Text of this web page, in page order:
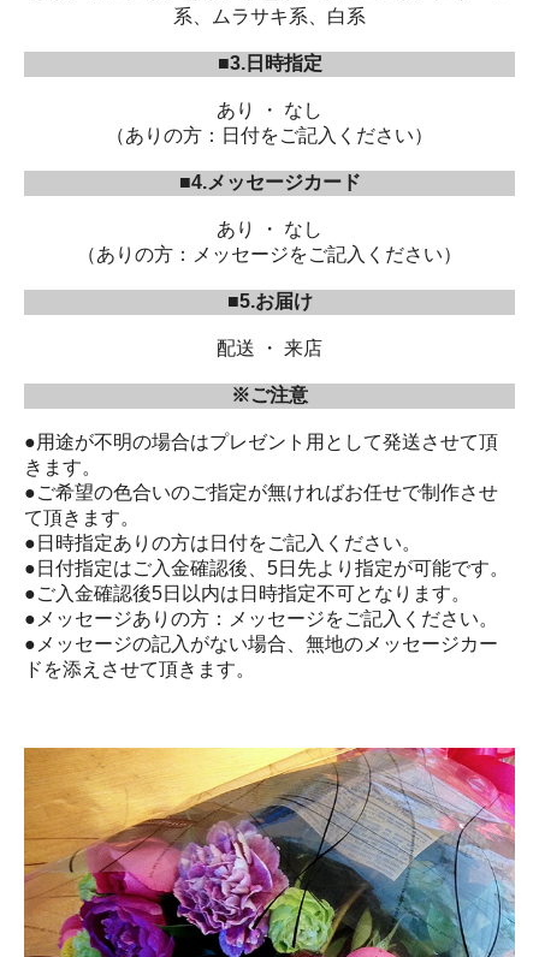
系、ムラサキ系、白系
■3.日時指定
あり ・ なし
（ありの方：日付をご記入ください）
■4.メッセージカード
あり ・ なし
（ありの方：メッセージをご記入ください）
■5.お届け
配送 ・ 来店
※ご注意
●用途が不明の場合はプレゼント用として発送させて頂
きます。
●ご希望の色合いのご指定が無ければお任せで制作させ
て頂きます。
●日時指定ありの方は日付をご記入ください。
●日付指定はご入金確認後、5日先より指定が可能です。
●ご入金確認後5日以内は日時指定不可となります。
●メッセージありの方：メッセージをご記入ください。
●メッセージの記入がない場合、無地のメッセージカー
ドを添えさせて頂きます。